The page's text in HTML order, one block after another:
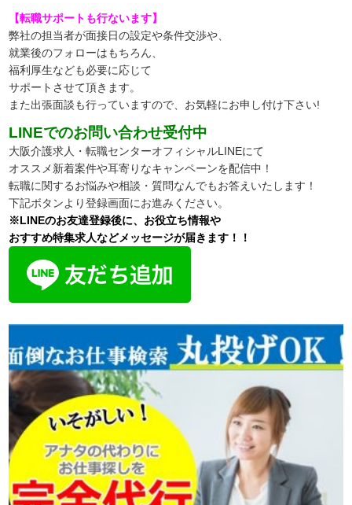
【転職サポートも行ないます】
弊社の担当者が面接日の設定や条件交渉や、
就業後のフォローはもちろん、
福利厚生なども必要に応じて
サポートさせて頂きます。
また出張面談も行っていますので、 お気軽にお申し付け下さい!
LINEでのお問い合わせ受付中
大阪介護求人・転職センターオフィシャルLINEにて
オススメ新着案件や耳寄りなキャンペーンを配信中！
転職に関するお悩みや相談・質問なんでもお答えいたします！
下記ボタンより登録画面にお進みください。
※LINEのお友達登録後に、お役立ち情報や
おすすめ特集求人などメッセージが届きます！！